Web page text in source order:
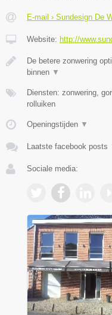
E-mail › Sundesign De
Website: http://
De betere zonwering
binnen ▼
Diensten: zonwering,
rolluiken
Openingstijden ▼
Laatste facebook posts
Sociale media: